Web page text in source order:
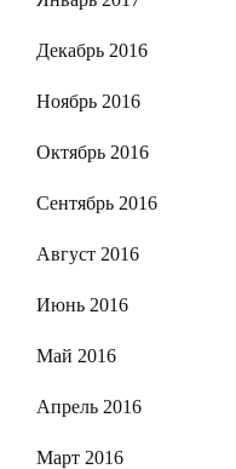
Декабрь 2016
Ноябрь 2016
Октябрь 2016
Сентябрь 2016
Август 2016
Июнь 2016
Май 2016
Апрель 2016
Март 2016